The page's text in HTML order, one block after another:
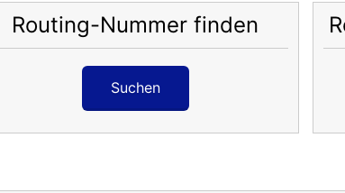
Routing-Nummer finden
Suchen